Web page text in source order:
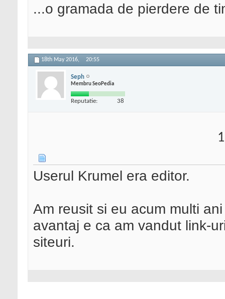
...o gramada de pierdere de
18th May 2016, 20:55
Seph
Membru SeoPedia
Reputatie: 38
Userul Krumel era editor.
Am reusit si eu acum multi
avantaj e ca am vandut link-
siteuri.